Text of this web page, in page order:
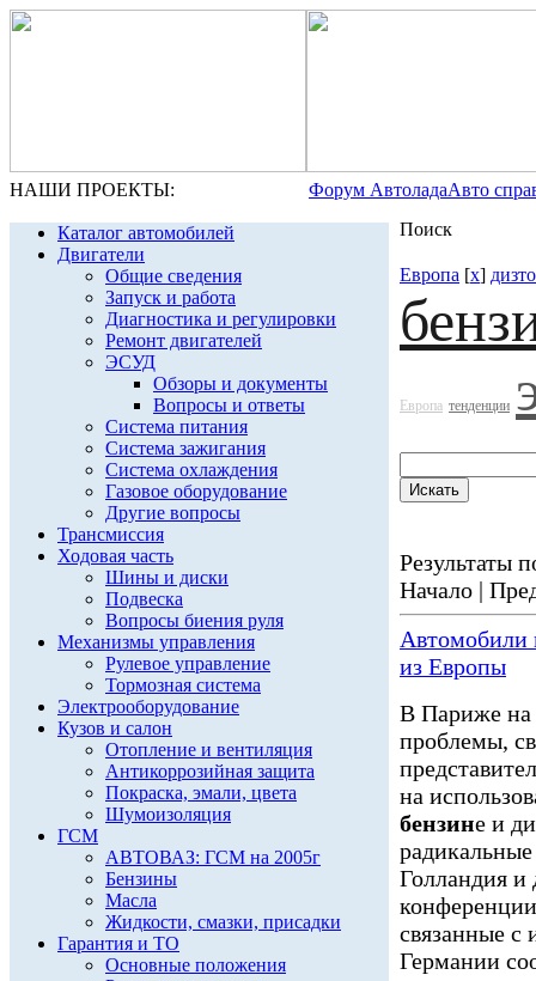
НАШИ ПРОЕКТЫ: Форум АвтоладаАвто
Каталог автомобилей
Двигатели
Общие сведения
Запуск и работа
Диагностика и регулировки
Ремонт двигателей
ЭСУД
Обзоры и документы
Вопросы и ответы
Система питания
Система зажигания
Система охлаждения
Газовое оборудование
Другие вопросы
Трансмиссия
Ходовая часть
Шины и диски
Подвеска
Вопросы биения руля
Механизмы управления
Рулевое управление
Тормозная система
Электрооборудование
Кузов и салон
Отопление и вентиляция
Антикоррозийная защита
Покраска, эмали, цвета
Шумоизоляция
ГСМ
АВТОВАЗ: ГСМ на 2005г
Бензины
Масла
Жидкости, смазки, присадки
Гарантия и ТО
Основные положения
Поиск
Европа [x]
Европа тенденции
Результаты
Начало |
из Европы
В Париже
проблемы,
на
бензине и
Голландия
связанные с
Германии